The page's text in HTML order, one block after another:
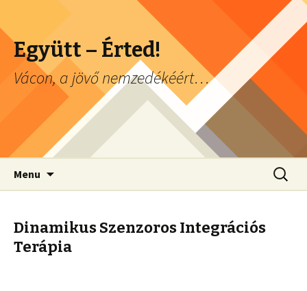
Együtt – Érted!
Vácon, a jövő nemzedékéért…
Menu
Dinamikus Szenzoros Integrációs
Terápia